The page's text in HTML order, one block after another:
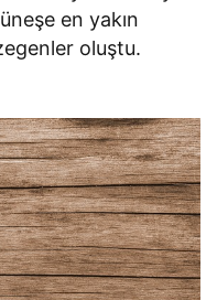
en yakın
oluştu.